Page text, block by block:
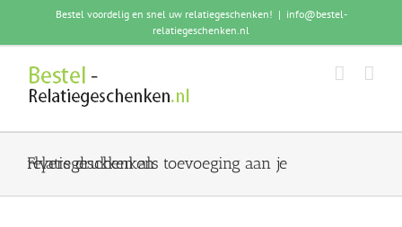
content
Bestel voordelig en snel uw relatiegeschenken! | info@bestel-
relatiegeschenken.nl
Flyers drukken als toevoeging aan je relatiegeschenken